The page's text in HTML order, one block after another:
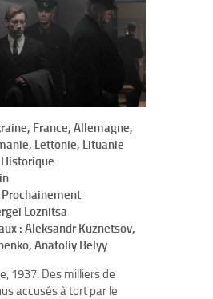
France, Allemagne,
Lettonie, Lituanie
Loznitsa
: Aleksandr Kuznetsov,
Anatoliy Belyy
1937. Des milliers de
accusés à tort par le